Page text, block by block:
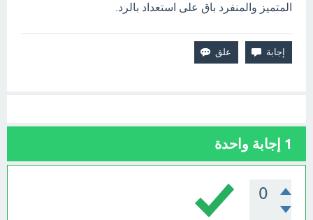
المتميز والمنفرد باق على استعداد بالرد.
1 إجابة واحدة
0